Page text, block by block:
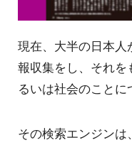
現在、大半の日本
報収集をし、それ
るいは社会のことに
その検索エンジン